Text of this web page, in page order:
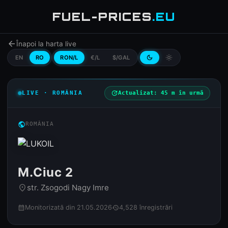
FUEL-PRICES.EU
arrow_backÎnapoi la harta live
EN RO RON/L €/L $/GAL dark_mode light_mode
LIVE · ROMÂNIA updateActualizat: 45 m în urmă
publicROMÂNIA
M.Ciuc 2
place str. Zsogodi Nagy Imre
calendar_month Monitorizată din 21.05.2026history4,528 înregistrări